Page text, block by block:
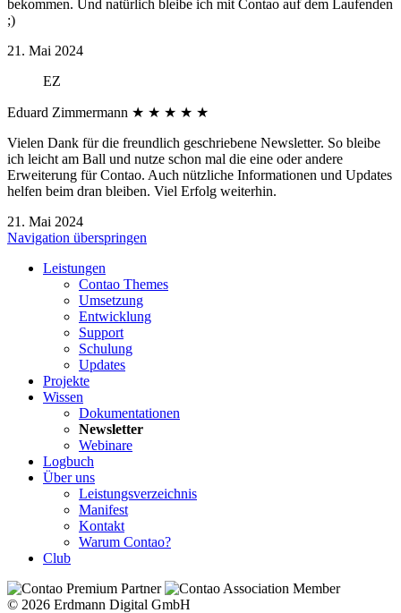
bekommen. Und natürlich bleibe ich mit Contao auf dem Laufenden
;)
21. Mai 2024
EZ
Eduard Zimmermann ★ ★ ★ ★ ★
Vielen Dank für die freundlich geschriebene Newsletter. So bleibe
ich leicht am Ball und nutze schon mal die eine oder andere
Erweiterung für Contao. Auch nützliche Informationen und Updates
helfen beim dran bleiben. Viel Erfolg weiterhin.
21. Mai 2024
Navigation überspringen
Leistungen
Contao Themes
Umsetzung
Entwicklung
Support
Schulung
Updates
Projekte
Wissen
Dokumentationen
Newsletter
Webinare
Logbuch
Über uns
Leistungsverzeichnis
Manifest
Kontakt
Warum Contao?
Club
© 2026 Erdmann Digital GmbH